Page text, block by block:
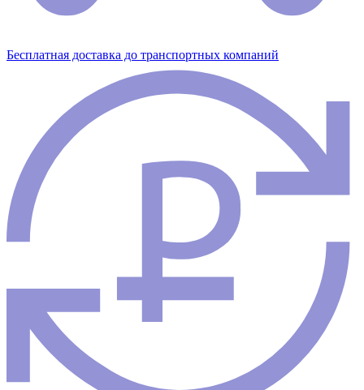
Бесплатная доставка до транспортных компаний